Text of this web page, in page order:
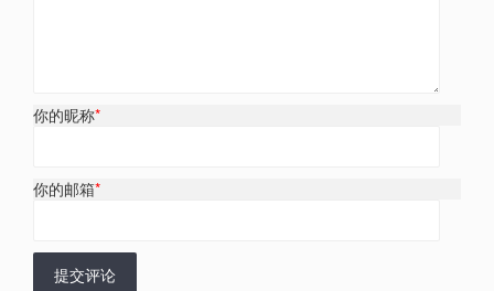
你的昵称*
你的邮箱*
提交评论